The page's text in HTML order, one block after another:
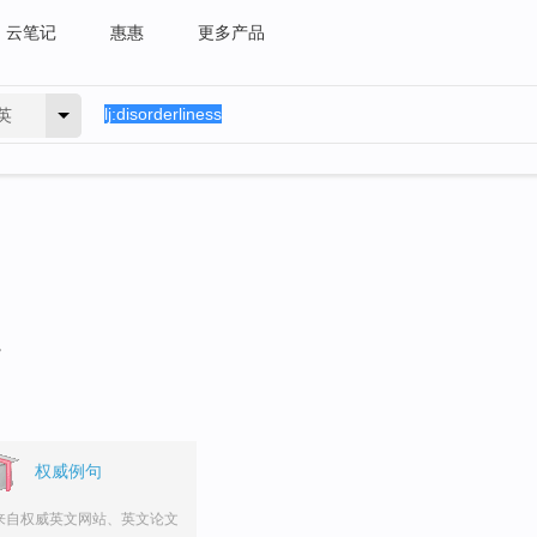
云笔记 惠惠 更多产品
权威例句
自权威英文网站、英文论文